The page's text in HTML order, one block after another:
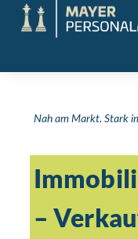
Nah am Markt. Stark
–